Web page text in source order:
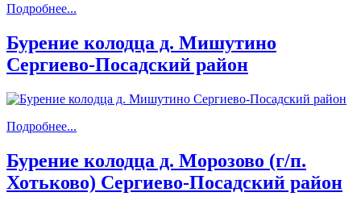
Подробнее...
Бурение колодца д. Мишутино
Сергиево-Посадский район
Подробнее...
Бурение колодца д. Морозово (г/п.
Хотьково) Сергиево-Посадский район